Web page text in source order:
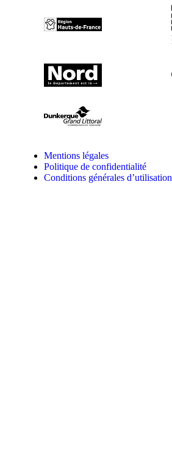
Mentions légales
Politique de confidentialité
Conditions générales d’utilisation